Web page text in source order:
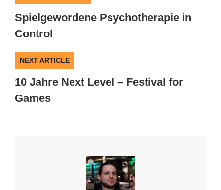
Spielgewordene Psychotherapie in
Control
NEXT ARTICLE
10 Jahre Next Level – Festival for
Games